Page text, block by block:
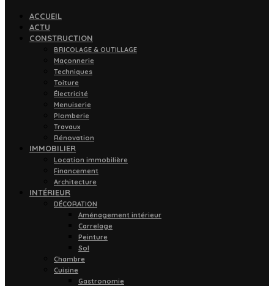
ACCUEIL
ACTU
CONSTRUCTION
BRICOLAGE & OUTILLAGE
Maçonnerie
Techniques
Toiture
Électricité
Menuiserie
Plomberie
Travaux
Rénovation
IMMOBILIER
Location immobilière
Financement
Architecture
INTÉRIEUR
DÉCORATION
Aménagement intérieur
Carrelage
Peinture
Sol
Chambre
Cuisine
Gastronomie